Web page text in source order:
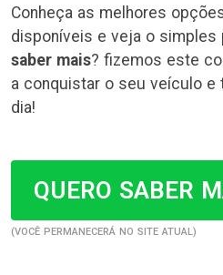
Conheça as melhores
disponíveis e veja o simples
saber mais? fizemos este
a conquistar o seu veículo e
dia!
QUERO SABER
(VOCÊ PERMANECERÁ NO SITE ATUAL)